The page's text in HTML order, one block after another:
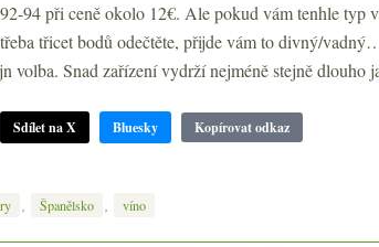
94 při ceně okolo 12€. Ale pokud vám tenhle typ
třicet bodů odečtěte, přijde vám to divný/
volba. Snad zařízení vydrží nejméně stejně dlouho
Sdílet na X Bluesky Kopírovat odkaz
Španělsko víno